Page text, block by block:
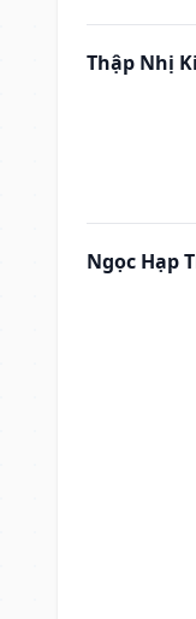
Thập Nhị
Ngọc Hạp